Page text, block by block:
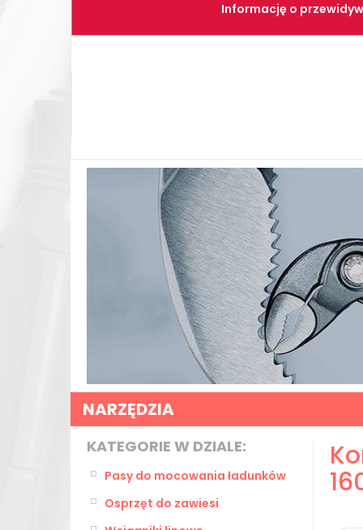
Informację o
NARZĘDZIA
KATEGORIE W DZIALE:
Pasy do mocowania ładunków
Osprzęt do zawiesi